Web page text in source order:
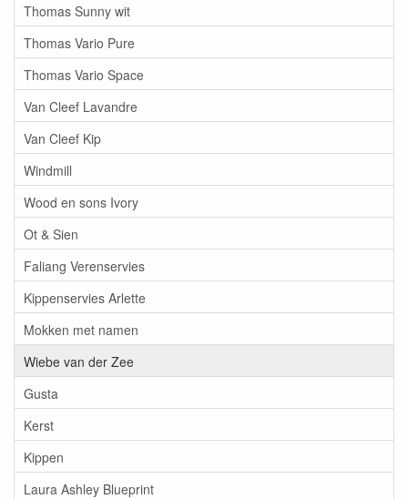
Thomas Sunny wit
Thomas Vario Pure
Thomas Vario Space
Van Cleef Lavandre
Van Cleef Kip
Windmill
Wood en sons Ivory
Ot & Sien
Faliang Verenservies
Kippenservies Arlette
Mokken met namen
Wiebe van der Zee
Gusta
Kerst
Kippen
Laura Ashley Blueprint